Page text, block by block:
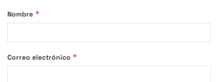
Nombre *
Correo electrónico *